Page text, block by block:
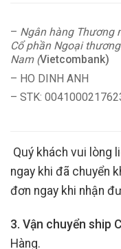
– Ngân hàng Thương
Cổ phần Ngoại
Nam (Vietcombank)
– HO DINH ANH
– STK:
Quý khách vui lòng
ngay khi đã chuyển
đơn ngay khi nhận
3. Vận chuyển ship
Hàng.